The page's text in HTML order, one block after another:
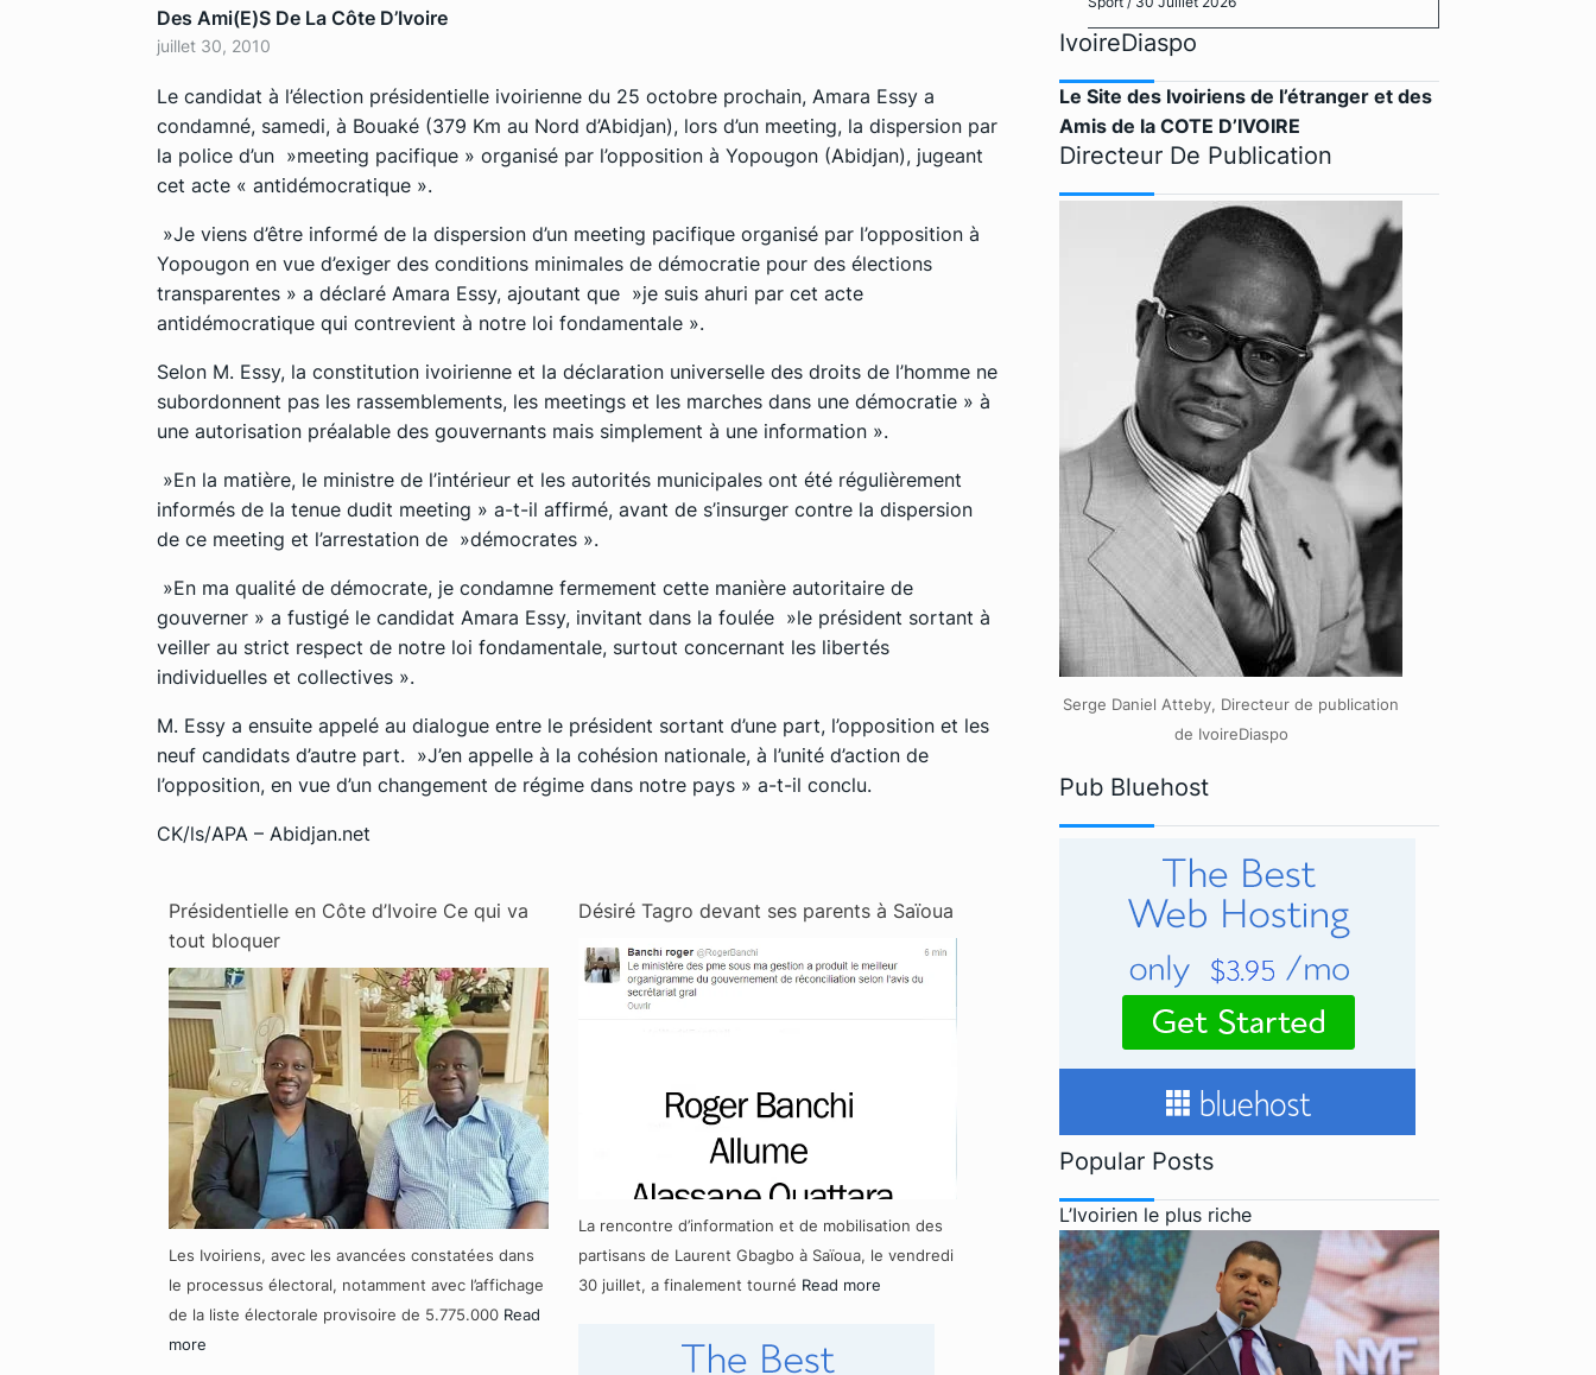
Des Ami(e)s De La Côte D’Ivoire
juillet 30, 2010
Le candidat à l’élection présidentielle ivoirienne du 25 octobre prochain, Amara Essy a
condamné, samedi, à Bouaké (379 Km au Nord d’Abidjan), lors d’un meeting, la dispersion par
la police d’un »meeting pacifique » organisé par l’opposition à Yopougon (Abidjan), jugeant
cet acte « antidémocratique ».
»Je viens d’être informé de la dispersion d’un meeting pacifique organisé par l’opposition à
Yopougon en vue d’exiger des conditions minimales de démocratie pour des élections
transparentes » a déclaré Amara Essy, ajoutant que »je suis ahuri par cet acte
antidémocratique qui contrevient à notre loi fondamentale ».
Selon M. Essy, la constitution ivoirienne et la déclaration universelle des droits de l’homme ne
subordonnent pas les rassemblements, les meetings et les marches dans une démocratie » à
une autorisation préalable des gouvernants mais simplement à une information ».
»En la matière, le ministre de l’intérieur et les autorités municipales ont été régulièrement
informés de la tenue dudit meeting » a-t-il affirmé, avant de s’insurger contre la dispersion
de ce meeting et l’arrestation de »démocrates ».
»En ma qualité de démocrate, je condamne fermement cette manière autoritaire de
gouverner » a fustigé le candidat Amara Essy, invitant dans la foulée »le président sortant à
veiller au strict respect de notre loi fondamentale, surtout concernant les libertés
individuelles et collectives ».
M. Essy a ensuite appelé au dialogue entre le président sortant d’une part, l’opposition et les
neuf candidats d’autre part. »J’en appelle à la cohésion nationale, à l’unité d’action de
l’opposition, en vue d’un changement de régime dans notre pays » a-t-il conclu.
CK/ls/APA – Abidjan.net
Présidentielle en Côte d’Ivoire Ce qui va
tout bloquer
Les Ivoiriens, avec les avancées constatées dans
le processus électoral, notamment avec l’affichage
de la liste électorale provisoire de 5.775.000 Read
more
Désiré Tagro devant ses parents à Saïoua
La rencontre d’information et de mobilisation des
partisans de Laurent Gbagbo à Saïoua, le vendredi
30 juillet, a finalement tourné Read more
IvoireDiaspo
Le Site des Ivoiriens de l’étranger et des
Amis de la COTE D’IVOIRE
Directeur De Publication
Serge Daniel Atteby, Directeur de publication
de IvoireDiaspo
Pub Bluehost
Popular Posts
L’Ivoirien le plus riche